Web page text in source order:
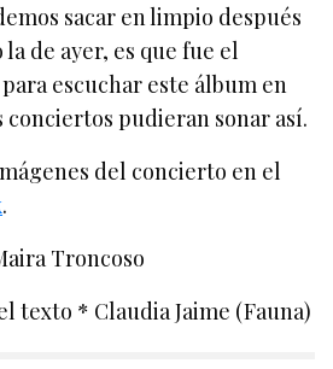
sacar en limpio después
de ayer, es que fue el
escuchar este álbum en
conciertos pudieran sonar así.
del concierto en el
.
Troncoso
texto * Claudia Jaime (Fauna)